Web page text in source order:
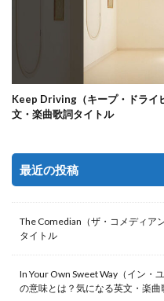
Keep Driving（キープ・ドライ
文・楽曲歌詞タイトル
最近の投稿
The Comedian（ザ・コメディア
タイトル
In Your Own Sweet Way（イン・
の意味とは？気になる英文・楽曲